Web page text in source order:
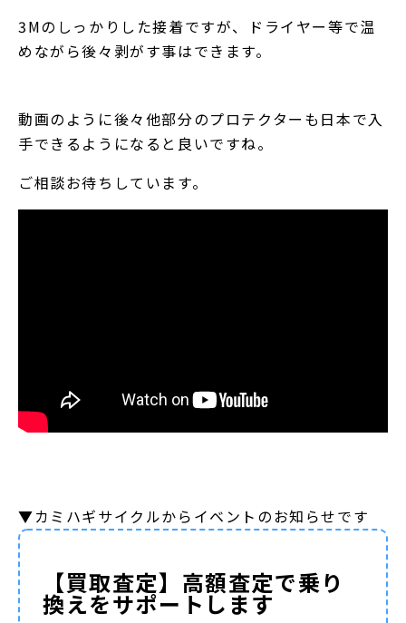
3Mのしっかりした接着ですが、ドライヤー等で温
めながら後々剥がす事はできます。
動画のように後々他部分のプロテクターも日本で入
手できるようになると良いですね。
ご相談お待ちしています。
▼カミハギサイクルからイベントのお知らせです
【買取査定】高額査定で乗り
換えをサポートします